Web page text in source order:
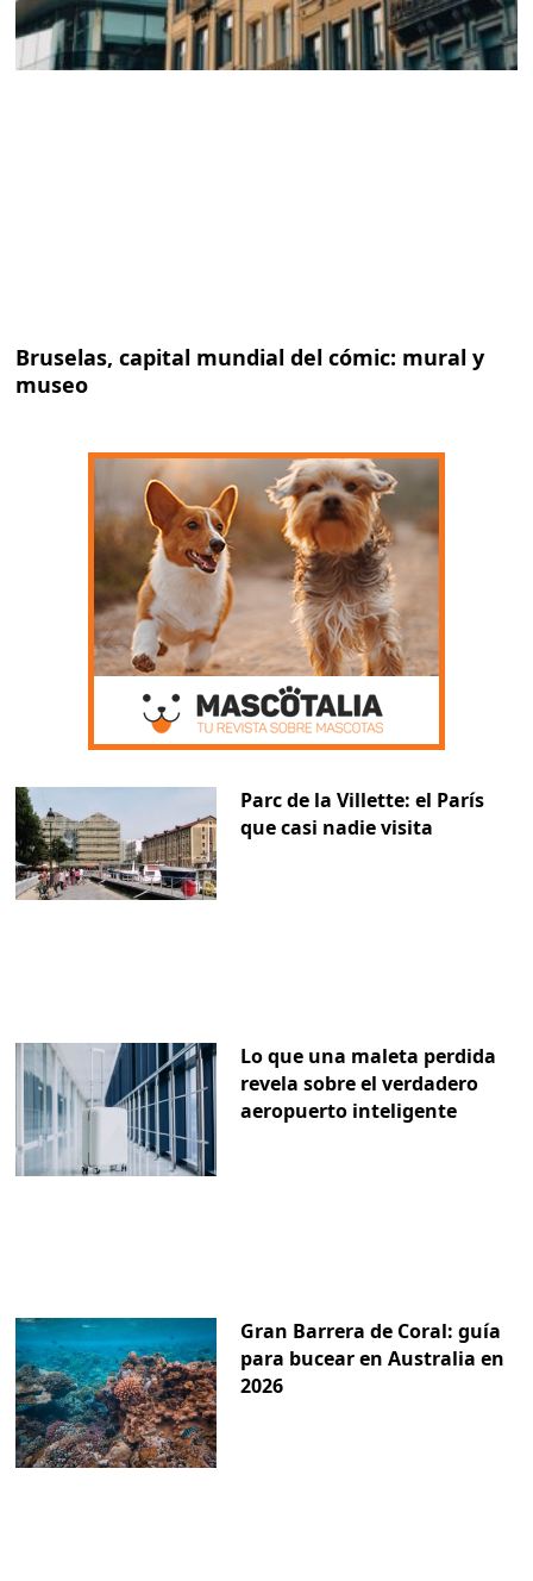
Bruselas, capital mundial del cómic: mural y
museo
Parc de la Villette: el París
que casi nadie visita
Lo que una maleta perdida
revela sobre el verdadero
aeropuerto inteligente
Gran Barrera de Coral: guía
para bucear en Australia en
2026